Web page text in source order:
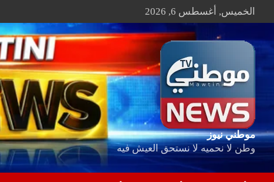
الخميس, أغسطس 6, 2026
موطني نيوز
وطن لا نحميه لا نستحق العيش فيه